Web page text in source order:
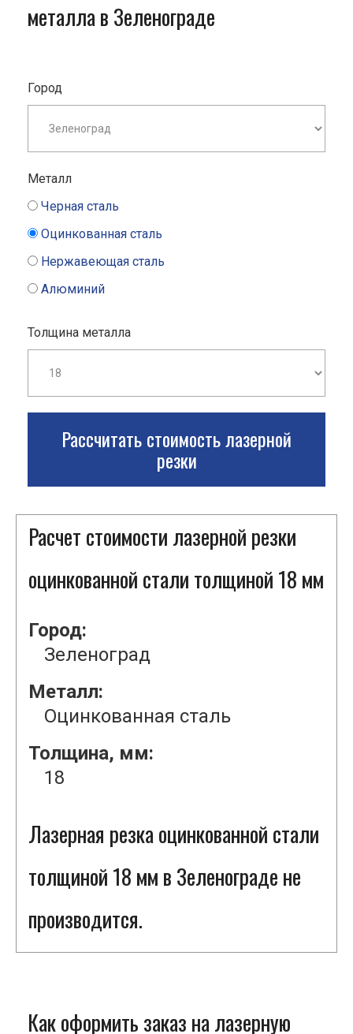
металла в Зеленограде
Город
Металл
Черная сталь
Оцинкованная сталь
Нержавеющая сталь
Алюминий
Толщина металла
Рассчитать стоимость лазерной
резки
Расчет стоимости лазерной резки
оцинкованной стали толщиной 18 мм
Город:
Зеленоград
Металл:
Оцинкованная сталь
Толщина, мм:
18
Лазерная резка оцинкованной стали
толщиной 18 мм в Зеленограде не
производится.
Как оформить заказ на лазерную